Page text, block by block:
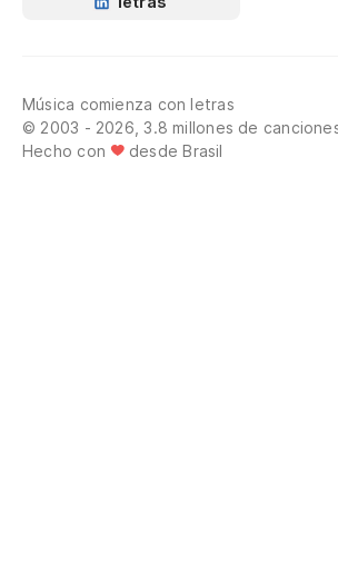
Música comienza con letras
© 2003 - 2026, 3.8 millones de
Hecho con
desde Brasil